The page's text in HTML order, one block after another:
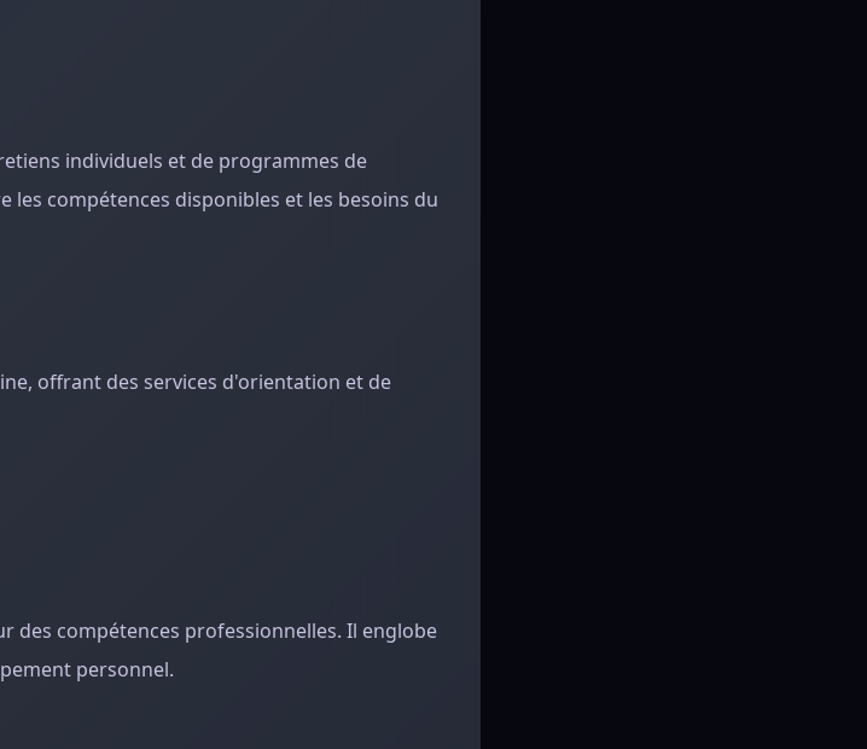
individuels et de programmes de
compétences disponibles et les besoins du
offrant des services d'orientation et de
des compétences professionnelles. Il englobe
personnel.